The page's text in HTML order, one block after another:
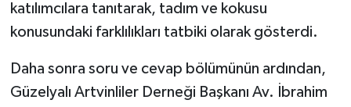
katılımcılara tanıtarak, tadım ve kokusu
konusundaki farklılıkları tatbiki olarak gösterdi.
Daha sonra soru ve cevap bölümünün ardından,
Güzelyalı Artvinliler Derneği Başkanı Av. İbrahim